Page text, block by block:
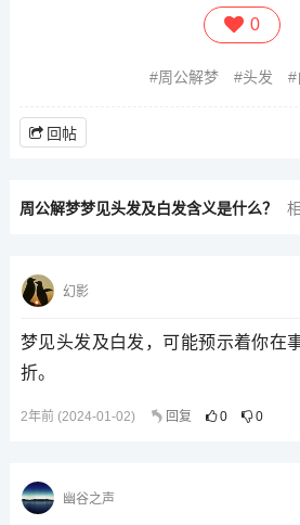
0
周公解梦 头发
回帖
周公解梦梦见头发及白发含义是什么？
幻影
梦见头发及白发，可能预示着你在
折。
2年前 (2024-01-02) 回复 0 0
幽谷之声